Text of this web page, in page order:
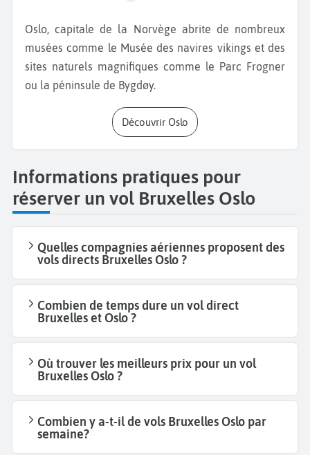
Oslo, capitale de la Norvège abrite de nombreux
musées comme le Musée des navires vikings et des
sites naturels magnifiques comme le Parc Frogner
ou la péninsule de Bygdøy.
Découvrir Oslo
Informations pratiques pour
réserver un vol Bruxelles Oslo
Quelles compagnies aériennes proposent des
vols directs Bruxelles Oslo ?
Combien de temps dure un vol direct
Bruxelles et Oslo ?
Où trouver les meilleurs prix pour un vol
Bruxelles Oslo ?
Combien y a-t-il de vols Bruxelles Oslo par
semaine?